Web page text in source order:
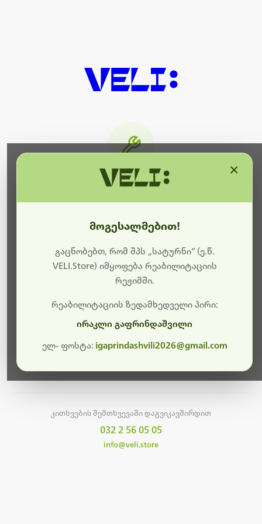
ბოდიშს გიხდით შეფერხებისთვის. ამჟამად
მიმდინარეობს საიტის განახლება და ტექნიკური
სამუშაოები.
მალე ისევ ხელმისაწვდომი იქნება. გმადლობთ
კითხვების შემთხვევაში დაგვიკავშირდით
032 2 56 05 05
info@veli.store
მოგესალმებით!
გაცნობებთ, რომ შპს „სატურნი“ (ე.წ.
VELI.Store) იმყოფება რეაბილიტაციის
რეჟიმში.
რეაბილიტაციის ზედამხედველი პირი:
ირაკლი გაფრინდაშვილი
ელ- ფოსტა: igaprindashvili2026@gmail.com
×